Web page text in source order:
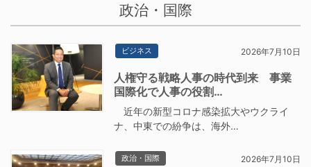
政治・国際
ビジネス 2026年7月10日
人権守る戦略人事の時代到来 事業
国際化で人事の役割…
近年の新型コロナ感染拡大やウクライ
ナ、中東での紛争は、海外…
政治・国際 2026年7月10日